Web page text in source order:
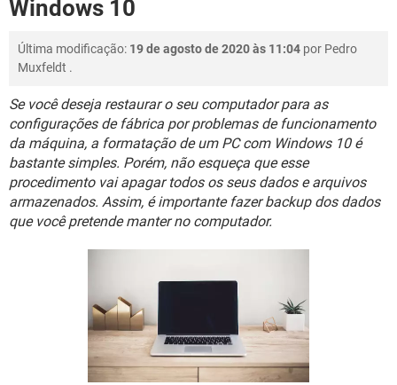
INSTAGRAM
INSTAGRAM GMAIL
JOGOS
OUTLOOK
INSTAGRAM
GUIA DE COMPRAS
FÓRUM
JOGOS WHATSAPP
OUTLOOK EXCEL
INSTAGRAM GMAIL
GUIA DE COMPRAS
GLOSSÁRIO
JOGOS WHATSAPP
CELULAR FACEBOOK
OUTLOOK EXCEL
INSTAGRAM GMAIL
GUIA DE COMPRAS
Windows 10
Última modificação: 19 de agosto de 2020 às 11:04 por Pedro
Muxfeldt .
Se você deseja restaurar o seu computador para as
configurações de fábrica por problemas de funcionamento
da máquina, a formatação de um PC com Windows 10 é
bastante simples. Porém, não esqueça que esse
procedimento vai apagar todos os seus dados e arquivos
armazenados. Assim, é importante fazer backup dos dados
que você pretende manter no computador.